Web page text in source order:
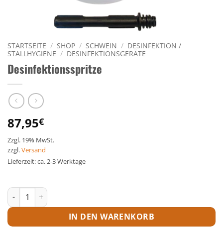
STARTSEITE / SHOP / SCHWEIN / DESINFEKTION /
STALLHYGIENE / DESINFEKTIONSGERÄTE
Desinfektionsspritze
87,95€
Zzgl. 19% MwSt.
zzgl.Versand
Lieferzeit: ca. 2-3 Werktage
Desinfektionsspritze Menge
IN DEN WARENKORB